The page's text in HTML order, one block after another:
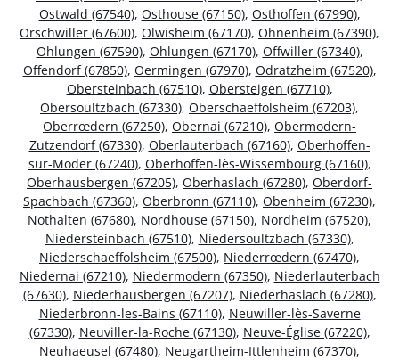
Ostwald (67540), Osthouse (67150), Osthoffen (67990),
Orschwiller (67600), Olwisheim (67170), Ohnenheim (67390),
Ohlungen (67590), Ohlungen (67170), Offwiller (67340),
Offendorf (67850), Oermingen (67970), Odratzheim (67520),
Obersteinbach (67510), Obersteigen (67710),
Obersoultzbach (67330), Oberschaeffolsheim (67203),
Oberrœdern (67250), Obernai (67210), Obermodern-
Zutzendorf (67330), Oberlauterbach (67160), Oberhoffen-
sur-Moder (67240), Oberhoffen-lès-Wissembourg (67160),
Oberhausbergen (67205), Oberhaslach (67280), Oberdorf-
Spachbach (67360), Oberbronn (67110), Obenheim (67230),
Nothalten (67680), Nordhouse (67150), Nordheim (67520),
Niedersteinbach (67510), Niedersoultzbach (67330),
Niederschaeffolsheim (67500), Niederrœdern (67470),
Niedernai (67210), Niedermodern (67350), Niederlauterbach
(67630), Niederhausbergen (67207), Niederhaslach (67280),
Niederbronn-les-Bains (67110), Neuwiller-lès-Saverne
(67330), Neuviller-la-Roche (67130), Neuve-Église (67220),
Neuhaeusel (67480), Neugartheim-Ittlenheim (67370),